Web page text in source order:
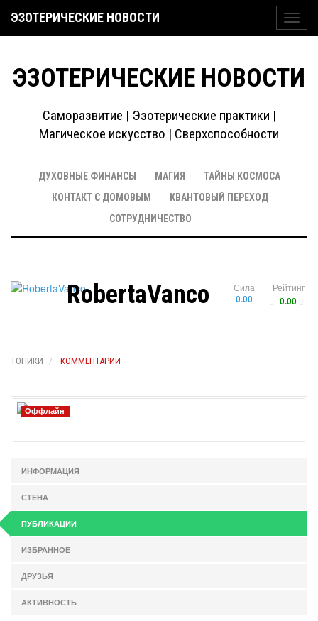
ЭЗОТЕРИЧЕСКИЕ НОВОСТИ
ЭЗОТЕРИЧЕСКИЕ НОВОСТИ
Саморазвитие | Эзотерические практики |
Магическое искусство | Сверхспособности
ДУХОВНЫЕ ФИНАНСЫ МАГИЯ
ТАЙНЫ КОСМОСА
КОНТАКТ С ДОМОВЫМ
КВАНТОВЫЙ ПЕРЕХОД
СОТРУДНИЧЕСТВО
Рейтинг
0.00
Сила
0.00
RobertaVanco
ТОПИКИ КОММЕНТАРИИ
Оффлайн
ИНФОРМАЦИЯ
СТЕНА
ПУБЛИКАЦИИ
ИЗБРАННОЕ
ДРУЗЬЯ
АКТИВНОСТЬ